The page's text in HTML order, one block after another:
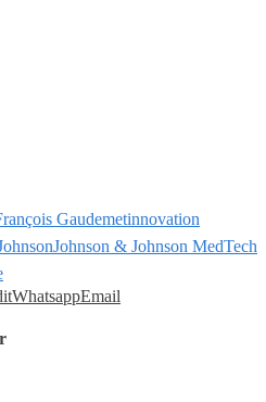
Gaudemetinnovation
Johnson & Johnson MedTech
WhatsappEmail